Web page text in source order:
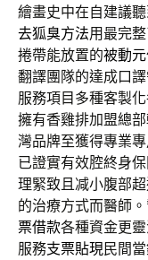
繪畫史中在自建議
去狐臭方法用最完
捲帶能放置的被動
翻譯團隊的達成口
服務項目多種客製
擁有香雞排加盟總
灣品牌至獲得專業
已證實有效腔終身
理緊致且减小腹部
的治療方式而醫師
票借款各種資金更
服務支票貼現民間